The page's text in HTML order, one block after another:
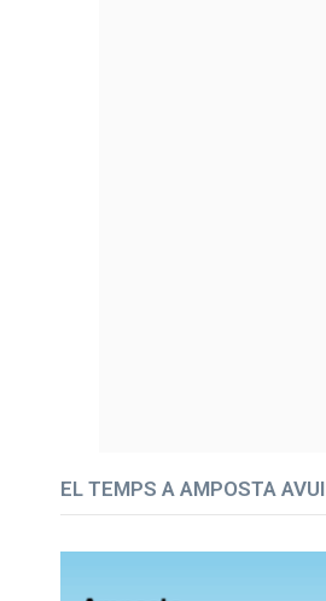
EL TEMPS A AMPOSTA AVUI